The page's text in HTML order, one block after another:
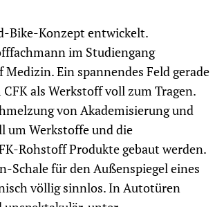
Bike-Konzept entwickelt.
im Studiengang
Ein spannendes Feld gerade
als Werkstoff voll zum Tragen.
von Akademisierung und
um Werkstoffe und die
Rohstoff Produkte gebaut werden.
Schale für den Außenspiegel eines
völlig sinnlos. In Autotüren